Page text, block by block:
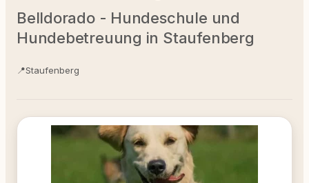
Belldorado - Hundeschule und
Hundebetreuung in Staufenberg
📍Staufenberg